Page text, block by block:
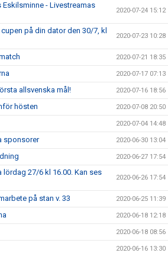
Eskilsminne - Livestreamas
2020-07-24 15:12
på din dator den 30/7, kl
2020-07-23 10:28
2020-07-21 18:35
2020-07-17 07:13
allsvenska mål! 2020-07-16 18:56
hösten 2020-07-08 20:50
2020-07-04 14:48
sponsorer 2020-06-30 13:04
2020-06-27 17:54
lördag 27/6 kl 16.00. Kan ses
2020-06-26 17:54
på stan v. 33 2020-06-25 11:39
2020-06-18 12:18
2020-06-18 08:56
2020-06-16 13:30